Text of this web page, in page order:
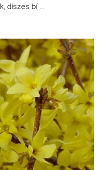
díszes bí ...